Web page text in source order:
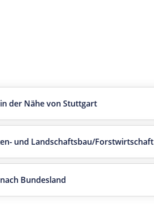
der Nähe von Stuttgart
und Landschaftsbau/Forstwirtschaft
Bundesland